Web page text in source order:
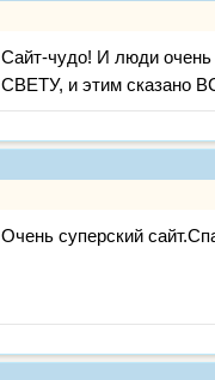
Сайт-чудо! И люди очень
СВЕТУ, и этим сказано
Очень суперский